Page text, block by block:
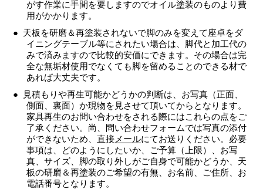
がす作業に手間を要しますのでオイル塗装のものより費
用がかかります。
天板を研磨＆再塗装されないで脚のみを変えて座卓をダ
イニングテーブル等にされたい場合は、脚代と加工代の
みで済みますので比較的安価にできます。その場合は完
全な無垢材使用でなくても脚を留めることのできる材で
あれば大丈夫です。
見積もりや再生可能かどうかの判断は、お写真（正面、
側面、裏面）か現物を見させて頂いてからとなります。
家具再生のお問い合わせをされる際にはこれらの点をご
了承ください。尚、問い合わせフォームでは写真の添付
ができないため、直接メールにてお送りください。必要
事項は、どのようにしたいか、ご予算（上限）、お写
真、サイズ、脚の取り外しがご自身で可能かどうか、天
板の研磨＆再塗装のご希望の有無、お名前、ご住所、お
電話番号となります。